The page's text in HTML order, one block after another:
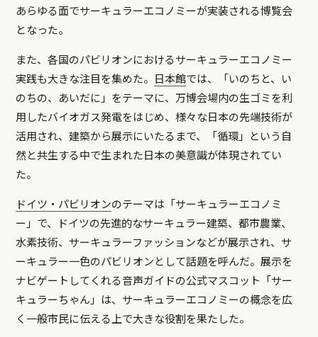
あらゆる面でサーキュラーエコノミーが実装される博覧会
となった。
また、各国のパビリオンにおけるサーキュラーエコノミー
実践も大きな注目を集めた。
日本館では、「いのちと、い
のちの、あいだに」をテーマに、万博会場内の生ゴミを利
用したバイオガス発電をはじめ、様々な日本の先端技術が
活用され、建築から展示にいたるまで、「循環」という自
然と共生する中で生まれた日本の美意識が体現されてい
た。
ドイツ・パビリオンのテーマは「サーキュラーエコノミ
ー」で、ドイツの先進的なサーキュラー建築、都市農業、
水素技術、サーキュラーファッションなどが展示され、サ
ーキュラー一色のパビリオンとして話題を呼んだ。展示を
ナビゲートしてくれる音声ガイドの公式マスコット「サー
キュラーちゃん」は、サーキュラーエコノミーの概念を広
く一般市民に伝える上で大きな役割を果たした。